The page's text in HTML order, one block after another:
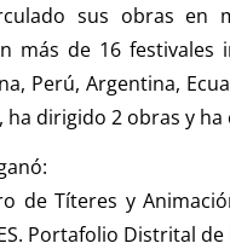
sus obras en
más de 16 festivales
Perú, Argentina,
dirigido 2 obras y ha
de Títeres y
Portafolio Distrital